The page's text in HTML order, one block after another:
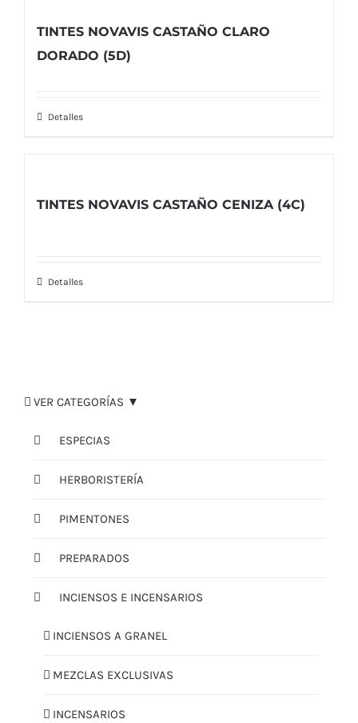
TINTES NOVAVIS CASTAÑO CLARO
DORADO (5D)
Detalles
TINTES NOVAVIS CASTAÑO CENIZA (4C)
Detalles
VER CATEGORÍAS ▼
ESPECIAS
HERBORISTERÍA
PIMENTONES
PREPARADOS
INCIENSOS E INCENSARIOS
INCIENSOS A GRANEL
MEZCLAS EXCLUSIVAS
INCENSARIOS